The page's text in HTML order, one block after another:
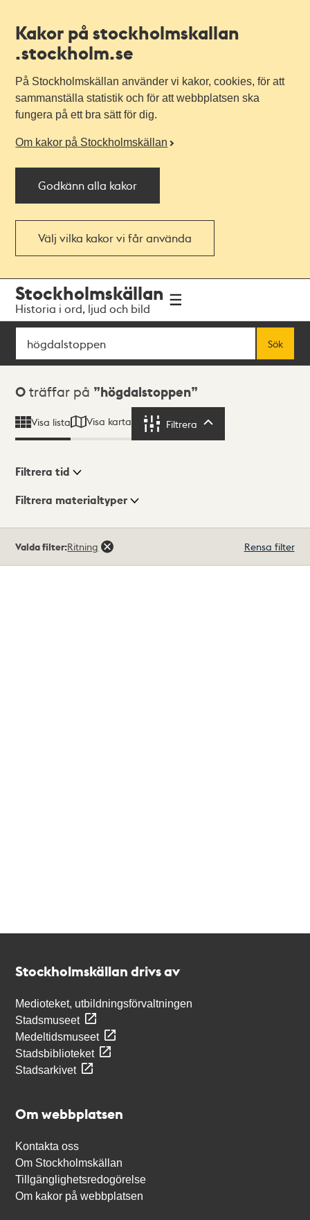
Kakor på stockholmskallan
.stockholm.se
På Stockholmskällan använder vi kakor, cookies, för att
sammanställa statistik och för att webbplatsen ska
fungera på ett bra sätt för dig.
Om kakor på Stockholmskällan
Godkänn alla kakor
Välj vilka kakor vi får använda
navigationen
huvudinnehållet
Stockholmskällan
Historia i ord, ljud och bild
Sök
Sök
Sökresultat
0 träffar på högdalstoppen
Visa lista Visa karta Filtrera
Visningsläge
Filtrera tid
Filtrera materialtyper
träffar
Valda filter:Ritning Rensa filter
Stockholmskällan drivs av
Medioteket, utbildningsförvaltningen
Stadsmuseet
Medeltidsmuseet
Stadsbiblioteket
Stadsarkivet
Om webbplatsen
Kontakta oss
Om Stockholmskällan
Tillgänglighetsredogörelse
Om kakor på webbplatsen